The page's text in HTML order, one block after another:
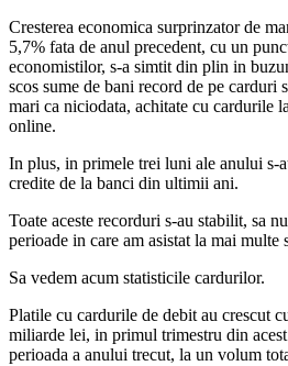
Cresterea economica surprinzator de
5,7% fata de anul precedent, cu un
economistilor, s-a simtit din plin in
scos sume de bani record de pe carduri
mari ca niciodata, achitate cu cardurile
online.
In plus, in primele trei luni ale anului s-
credite de la banci din ultimii ani.
Toate aceste recorduri s-au stabilit, sa
perioade in care am asistat la mai multe
Sa vedem acum statisticile cardurilor.
Platile cu cardurile de debit au crescut
miliarde lei, in primul trimestru din
perioada a anului trecut, la un volum